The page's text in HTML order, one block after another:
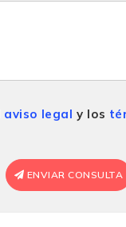
aviso legal y los
ENVIAR CONSULTA